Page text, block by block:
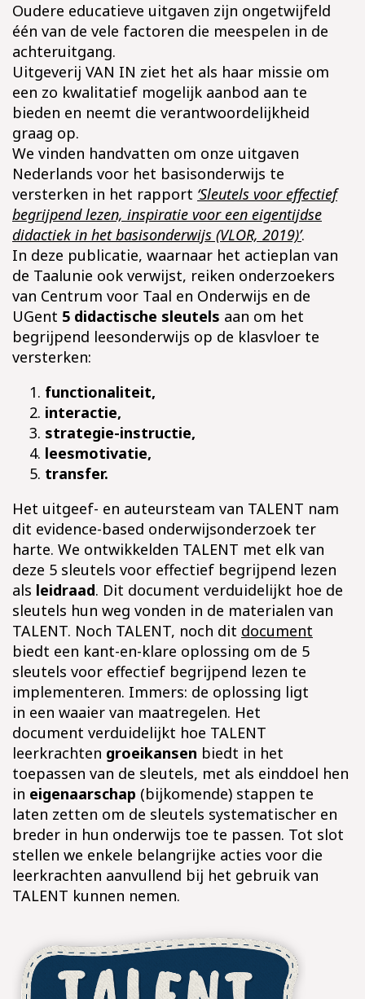
Oudere educatieve uitgaven zijn ongetwijfeld
één van de vele factoren die meespelen in de
achteruitgang.
Uitgeverij VAN IN ziet het als haar missie om
een zo kwalitatief mogelijk aanbod aan te
bieden en neemt die verantwoordelijkheid
graag op.
We vinden handvatten om onze uitgaven
Nederlands voor het basisonderwijs te
versterken in het rapport ‘Sleutels voor effectief
begrijpend lezen, inspiratie voor een eigentijdse
didactiek in het basisonderwijs (VLOR, 2019)’.
In deze publicatie, waarnaar het actieplan van
de Taalunie ook verwijst, reiken onderzoekers
van Centrum voor Taal en Onderwijs en de
UGent 5 didactische sleutels aan om het
begrijpend leesonderwijs op de klasvloer te
versterken:
functionaliteit,
interactie,
strategie-instructie,
leesmotivatie,
transfer.
Het uitgeef- en auteursteam van TALENT nam
dit evidence-based onderwijsonderzoek ter
harte. We ontwikkelden TALENT met elk van
deze 5 sleutels voor effectief begrijpend lezen
als leidraad. Dit document verduidelijkt hoe de
sleutels hun weg vonden in de materialen van
TALENT. Noch TALENT, noch dit document
biedt een kant-en-klare oplossing om de 5
sleutels voor effectief begrijpend lezen te
implementeren. Immers: de oplossing ligt
in een waaier van maatregelen. Het
document verduidelijkt hoe TALENT
leerkrachten groeikansen biedt in het
toepassen van de sleutels, met als einddoel hen
in eigenaarschap (bijkomende) stappen te
laten zetten om de sleutels systematischer en
breder in hun onderwijs toe te passen. Tot slot
stellen we enkele belangrijke acties voor die
leerkrachten aanvullend bij het gebruik van
TALENT kunnen nemen.